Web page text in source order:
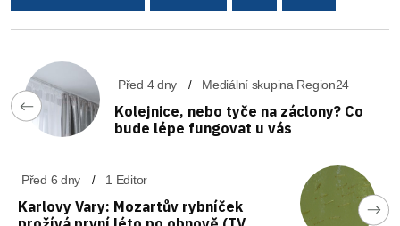
Před 4 dny Mediální skupina Region24
Kolejnice, nebo tyče na záclony? Co
bude lépe fungovat u vás
Před 6 dny 1 Editor
Karlovy Vary: Mozartův rybníček